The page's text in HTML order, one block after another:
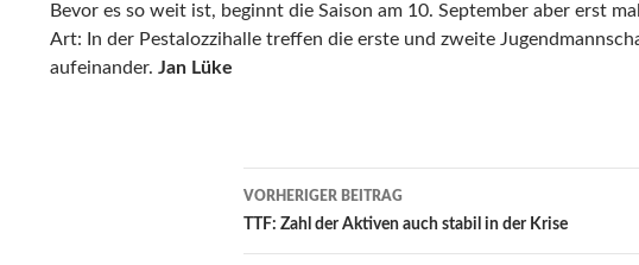
Bevor es so weit ist, beginnt die Saison am 10. September aber erst
Art: In der Pestalozzihalle treffen die erste und zweite
aufeinander. Jan Lüke
Beitrags-
Navigation
VORHERIGER BEITRAG
TTF: Zahl der Aktiven auch stabil in der Krise